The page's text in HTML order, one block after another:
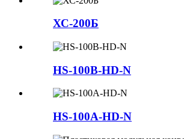
ХС-200Б
HS-100B-HD-N
HS-100A-HD-N